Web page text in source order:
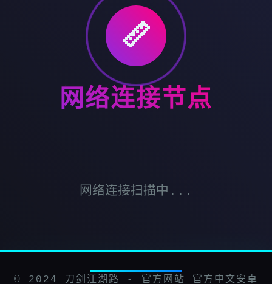
📏
网络连接节点
网络连接扫描中...
© 2024 刀剑江湖路 - 官方网站 官方中文安卓